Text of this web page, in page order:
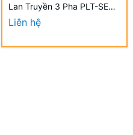
Lan Truyền 3 Pha PLT-SEC-
T3-3S-230-FM / Plug-in
device protection hãng
Liên hệ